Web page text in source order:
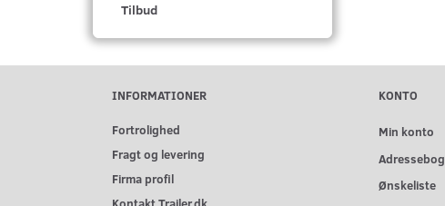
Tilbud
INFORMATIONER
Fortrolighed
Fragt og levering
Firma profil
KONTO
Min konto
Adressebog
Ønskeliste